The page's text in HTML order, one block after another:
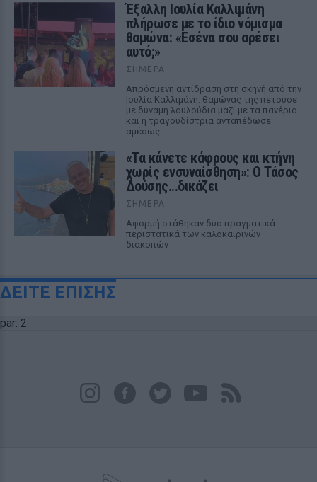
Έξαλλη Ιουλία Καλλιμάνη
πλήρωσε με το ίδιο νόμισμα
θαμώνα: «Εσένα σου αρέσει
αυτό;»
ΣΉΜΕΡΑ
Απρόσμενη αντίδραση στη σκηνή από την
Ιουλία Καλλιμάνη: θαμώνας της πετούσε
με δύναμη λουλούδια μαζί με τα πανέρια
και η τραγουδίστρια ανταπέδωσε
αμέσως.
«Τα κάνετε κάφρους και κτήνη
χωρίς ενσυναίσθηση»: Ο Τάσος
Δούσης...δικάζει
ΣΉΜΕΡΑ
Αφορμή στάθηκαν δύο πραγματικά
περιστατικά των καλοκαιρινών
διακοπών
ΔΕΙΤΕ ΕΠΙΣΗΣ
par: 2